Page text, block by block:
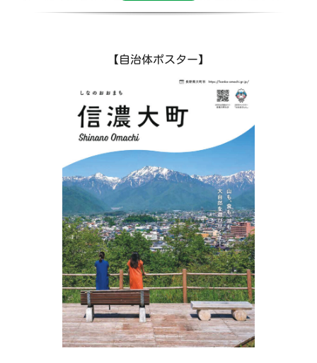
米、蕎麦など農産物がおいしく育つ自然環境に恵まれ
た地で、3つの蔵で造られる地酒も自慢の一品です。
【自治体ポスター】